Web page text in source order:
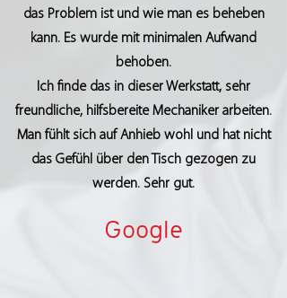
das Problem ist und wie man es beheben
kann. Es wurde mit minimalen Aufwand
behoben.
Ich finde das in dieser Werkstatt, sehr
freundliche, hilfsbereite Mechaniker arbeiten.
Man fühlt sich auf Anhieb wohl und hat nicht
das Gefühl über den Tisch gezogen zu
werden. Sehr gut.
Google